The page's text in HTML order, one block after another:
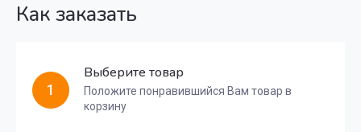
Как заказать
1
Выберите товар
Положите понравившийся Вам товар в
корзину